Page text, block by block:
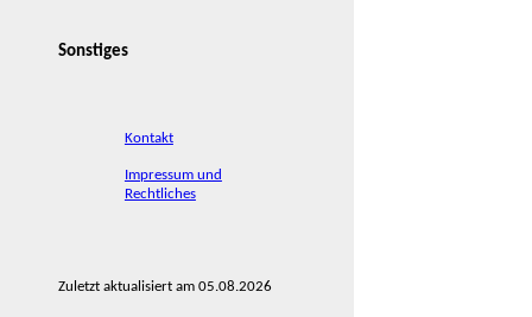
Sonstiges
Kontakt
Impressum und
Rechtliches
Zuletzt aktualisiert am 05.08.2026